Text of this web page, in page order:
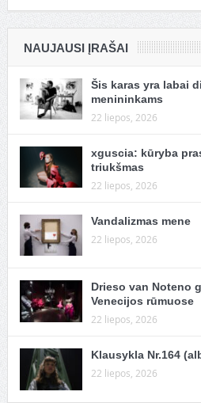
NAUJAUSI ĮRAŠAI
Šis karas yra labai
menininkams
22 liepos, 2026
xguscia: kūryba
triukšmas
22 liepos, 2026
Vandalizmas mene
22 liepos, 2026
Drieso van Noteno
Venecijos rūmuose
22 liepos, 2026
Klausykla Nr.164
22 liepos, 2026